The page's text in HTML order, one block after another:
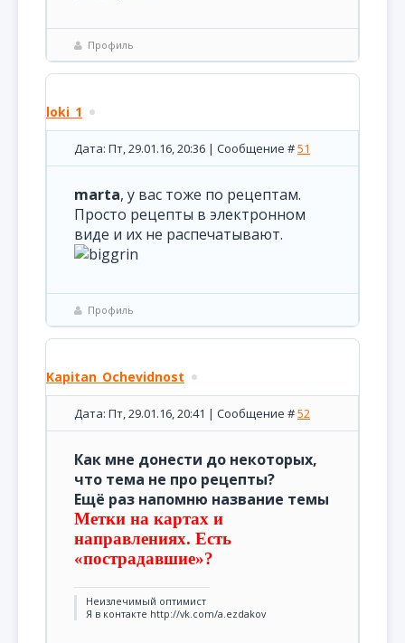
Профиль
loki_1
Дата: Пт, 29.01.16, 20:36 | Сообщение #51
marta, у вас тоже по рецептам.
Просто рецепты в электронном
виде и их не распечатывают.
Профиль
Kapitan_Ochevidnost
Дата: Пт, 29.01.16, 20:41 | Сообщение #52
Как мне донести до некоторых,
что тема не про рецепты?
Ещё раз напомню название темы
Метки на картах и
направлениях. Есть
«пострадавшие»?
Неизлечимый оптимист
Я в контакте http://vk.com/a.ezdakov